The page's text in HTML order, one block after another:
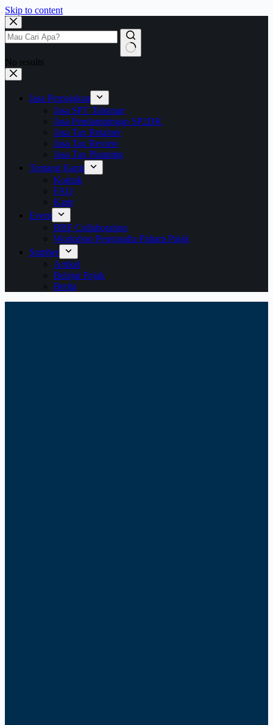
Skip to content
No results
Jasa Perpajakan
Jasa SPT Tahunan
Jasa Pendampingan SP2DK
Jasa Tax Retainer
Jasa Tax Review
Jasa Tax Planning
Tentang Kami
Kontak
FAQ
Karir
Event
BBF Collaboration
Workshop Pengusaha Paham Pajak
Sumber
Artikel
Belajar Pajak
Berita